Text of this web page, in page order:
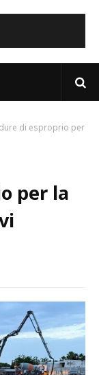
di esproprio per
per la